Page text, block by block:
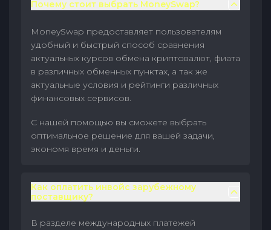
Почему стоит выбрать MoneySwap?
MoneySwap предоставляет пользователям
удобный и быстрый способ сравнения
актуальных курсов обмена криптовалют, фиата
в различных обменных пунктах, а так же
актуальные условия и рейтинги различных
финансовых сервисов.
С нашей помощью вы сможете выбрать
оптимальное решение для вашей задачи,
экономя время и деньги.
Как оплатить инвойс зарубежному
поставщику?
В разделе международных платежей